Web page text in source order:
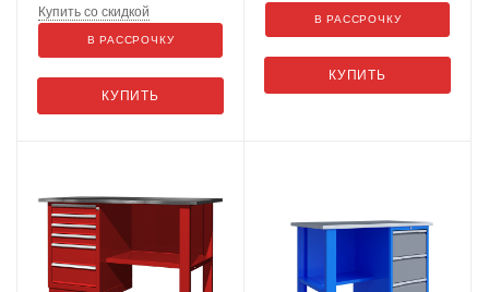
КУПИТЬ
Купить со скидкой
В РАССРОЧКУ
КУПИТЬ
В РАССРОЧКУ